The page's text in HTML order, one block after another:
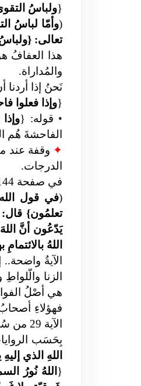
{ولباسُ
(وأمّا لباسُ
تعالى:
هذا العفافُ
والمُداراة.
نَحنُ إذا
{وإذا فعلوا
• قوله: {
الفاحشةَ هُم
✦
الدرجات.
في صفحة 144 الحديث (2):
(في قول
تعلمُون}
يَدّعُون أنَّ
اللهُ
الآيةُ
الزنا
هي أصْلُ
فهؤلاءِ
الآية 29 من سُورة الأعراف: {
بِحَسَب
اللهِ الذي
{ اللهُ نُورُ